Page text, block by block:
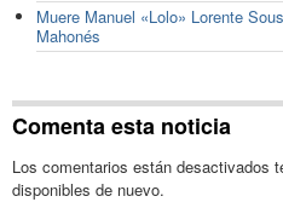
Muere Manuel «Lolo» Lorente
Mahonés
Comenta esta noticia
Los comentarios están desactivados
disponibles de nuevo.